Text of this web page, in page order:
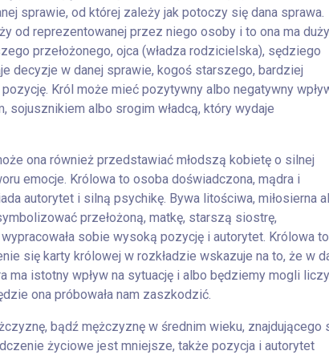
sprawie, od której zależy jak potoczy się dana sprawa.
od reprezentowanej przez niego osoby i to ona ma duży
przełożonego, ojca (władza rodzicielska), sędziego
decyzje w danej sprawie, kogoś starszego, bardziej
Król może mieć pozytywny albo negatywny
sojusznikiem albo srogim władcą, który wydaje
ona również przedstawiać młodszą kobietę o silnej
emocje. Królowa to osoba doświadczona, mądra i
autorytet i silną psychikę. Bywa litościwa, miłosierna
przełożoną, matkę, starszą siostrę,
sobie wysoką pozycję i autorytet. Królowa to
się karty królowej w rozkładzie wskazuje na to, że w
ma istotny wpływ na sytuację i albo będziemy mogli
ona próbowała nam zaszkodzić.
bądź mężczyznę w średnim wieku, znajdującego
życiowe jest mniejsze, także pozycja i autorytet